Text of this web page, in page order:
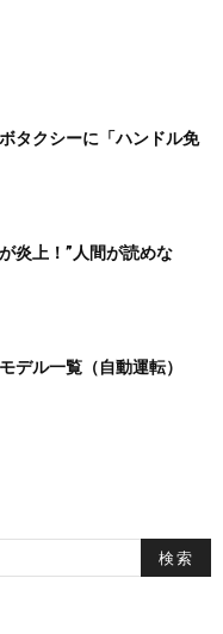
タクシーに「ハンドル免
炎上！”人間が読めな
デル一覧（自動運転）